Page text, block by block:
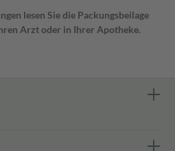
lesen Sie die Packungsbeilage
Arzt oder in Ihrer Apotheke.